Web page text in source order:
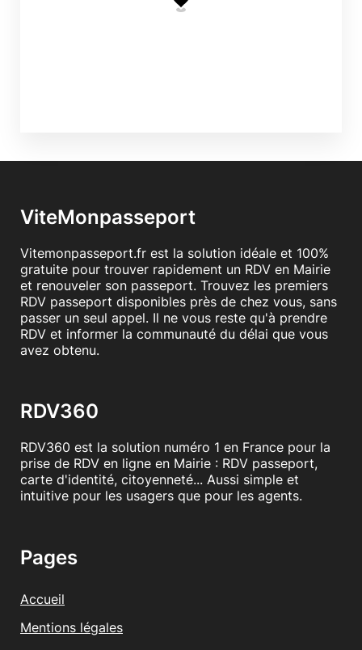
ViteMonpasseport
Vitemonpasseport.fr est la solution idéale et 100%
gratuite pour trouver rapidement un RDV en Mairie
et renouveler son passeport. Trouvez les premiers
RDV passeport disponibles près de chez vous, sans
passer un seul appel. Il ne vous reste qu'à prendre
RDV et informer la communauté du délai que vous
avez obtenu.
RDV360
RDV360 est la solution numéro 1 en France pour la
prise de RDV en ligne en Mairie : RDV passeport,
carte d'identité, citoyenneté... Aussi simple et
intuitive pour les usagers que pour les agents.
Pages
Accueil
Mentions légales